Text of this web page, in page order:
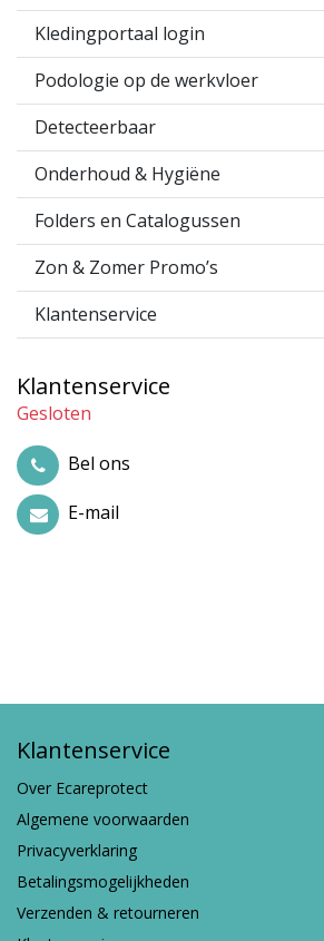
Kledingportaal login
Podologie op de werkvloer
Detecteerbaar
Onderhoud & Hygiëne
Folders en Catalogussen
Zon & Zomer Promo’s
Klantenservice
Klantenservice
Gesloten
Bel ons
E-mail
Klantenservice
Over Ecareprotect
Algemene voorwaarden
Privacyverklaring
Betalingsmogelijkheden
Verzenden & retourneren